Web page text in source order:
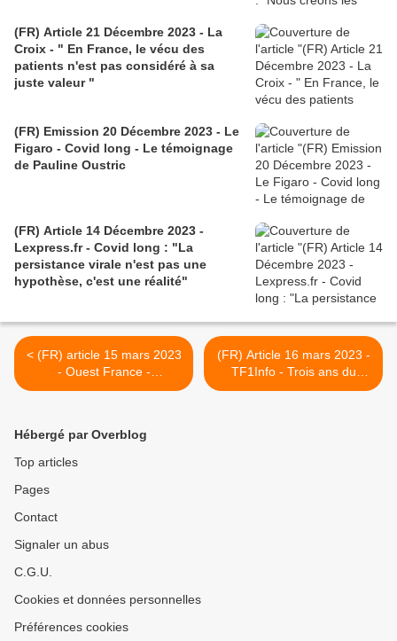
(FR) Article 21 Décembre 2023 - La
Croix - " En France, le vécu des
patients n'est pas considéré à sa
juste valeur "
(FR) Emission 20 Décembre 2023 - Le
Figaro - Covid long - Le témoignage
de Pauline Oustric
(FR) Article 14 Décembre 2023 -
Lexpress.fr - Covid long : "La
persistance virale n'est pas une
hypothèse, c'est une réalité"
< (FR) article 15 mars 2023
- Ouest France -
TÉMOIGNAGE. « Ma vie
elle raconte son quotidien
(FR) Article 16 mars 2023 -
TF1Info - Trois ans du
confinement : le Covid long,
Hébergé par Overblog
Top articles
Pages
Contact
Signaler un abus
C.G.U.
Cookies et données personnelles
Préférences cookies